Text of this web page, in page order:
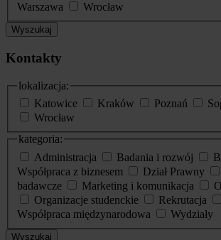
Warszawa
Wrocław
Wyszukaj
Kontakty
lokalizacja:
Katowice
Kraków Poznań
Wrocław
kategoria:
Administracja
Badania i rozwój
Współpraca z biznesem
Dział Prawny
badawcze
Marketing i komunikacja
Organizacje studenckie
Rekrutacja
Współpraca międzynarodowa
Wydziały
Wyszukaj